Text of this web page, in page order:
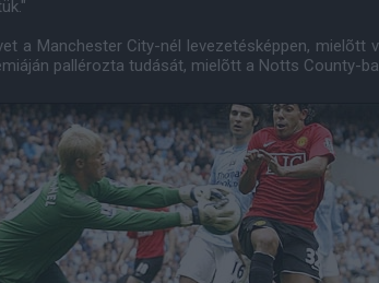
a Manchester City-nél levezetésképpen, mielõtt
pallérozta tudását, mielõtt a Notts County-